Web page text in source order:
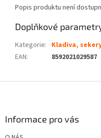
Popis produktu není
Doplňkové
Kategorie: Kladiva,
EAN: 8592021029587
Informace pro vás